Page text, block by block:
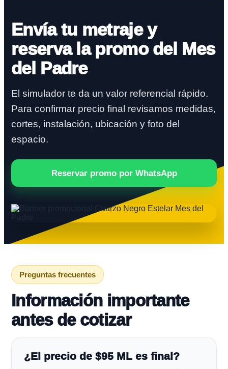
Envía tu metraje y
reserva la promo del Mes
del Padre
El simulador te da un valor referencial rápido.
Para confirmar precio final revisamos medidas,
cortes, instalación, ubicación y foto del
espacio.
Reservar promo por WhatsApp
Preguntas frecuentes
Información importante
antes de cotizar
¿El precio de $95 ML es final?